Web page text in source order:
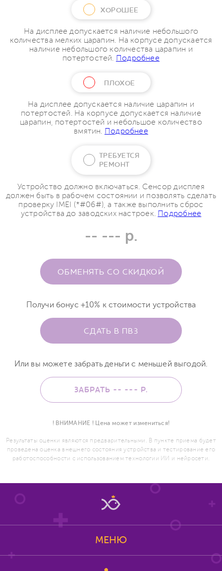
ХОРОШЕЕ
На дисплее допускается наличие небольшого
количества мелких царапин. На корпусе допускается
наличие небольшого количества царапин и
потертостей. Подробнее
ПЛОХОЕ
На дисплее допускается наличие царапин и
потертостей. На корпусе допускается наличие
царапин, потертостей и небольшое количество
вмятин. Подробнее
ТРЕБУЕТСЯ
РЕМОНТ
Устройство должно включаться. Сенсор дисплея
должен быть в рабочем состоянии и позволять сделать
проверку IMEI (*#06#), а также выполнить сброс
устройства до заводских настроек. Подробнее
-- --- р.
ОБМЕНЯТЬ СО СКИДКОЙ
Получи бонус +10% к стоимости устройства
СДАТЬ В ПВЗ
Или вы можете забрать деньги с меньшей выгодой.
ЗАБРАТЬ -- --- Р.
! ВНИМАНИЕ ! Цена может измениться!
Результаты оценки являются предварительными. В пункте приема будет
проведена оценка внешнего состояния устройства и тестирование его
работоспособности с использованием технологии ИИ и нейросети.
МЕНЮ